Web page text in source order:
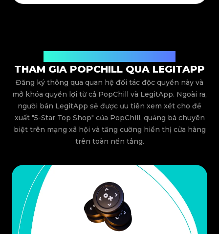
THAM GIA POPCHILL QUA LEGITAPP
Đăng ký thông qua quan hệ đối tác độc quyền này và
mở khóa quyền lợi từ cả PopChill và LegitApp. Ngoài ra,
người bán LegitApp sẽ được ưu tiên xem xét cho đề
xuất "5-Star Top Shop" của PopChill, quảng bá chuyên
biệt trên mạng xã hội và tăng cường hiển thị cửa hàng
trên toàn nền tảng.